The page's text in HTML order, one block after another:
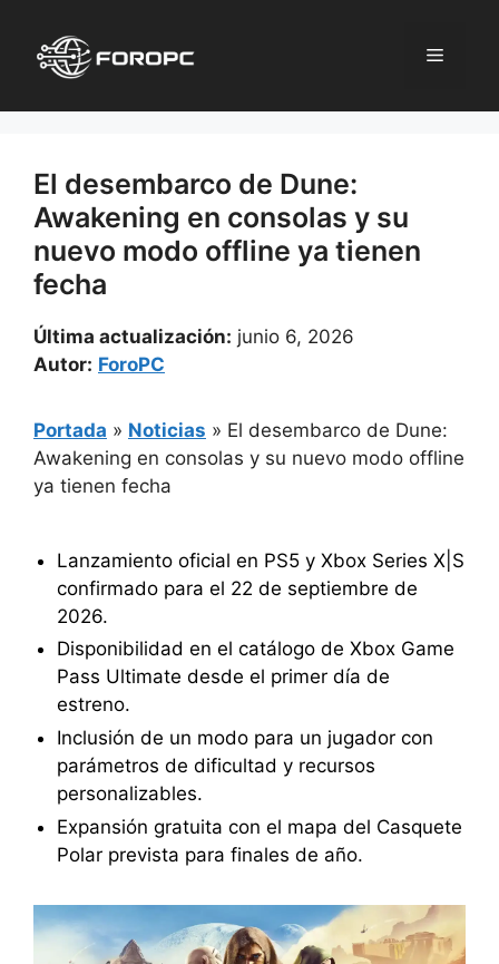
contenido
Menú
El desembarco de Dune:
Awakening en consolas y su
nuevo modo offline ya tienen
fecha
Última actualización: junio 6, 2026
Autor: ForoPC
Portada » Noticias » El desembarco de Dune:
Awakening en consolas y su nuevo modo offline
ya tienen fecha
Lanzamiento oficial en PS5 y Xbox Series X|S
confirmado para el 22 de septiembre de
2026.
Disponibilidad en el catálogo de Xbox Game
Pass Ultimate desde el primer día de
estreno.
Inclusión de un modo para un jugador con
parámetros de dificultad y recursos
personalizables.
Expansión gratuita con el mapa del Casquete
Polar prevista para finales de año.